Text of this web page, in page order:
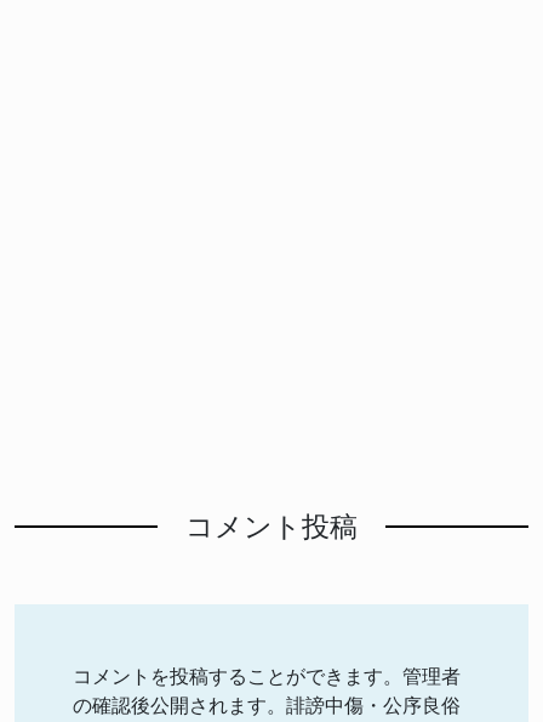
コメント投稿
コメントを投稿することができます。管理者
の確認後公開されます。誹謗中傷・公序良俗